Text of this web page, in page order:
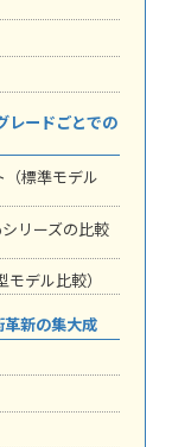
ードごとでの
標準モデル
リーズの比較
デル比較）
新の集大成